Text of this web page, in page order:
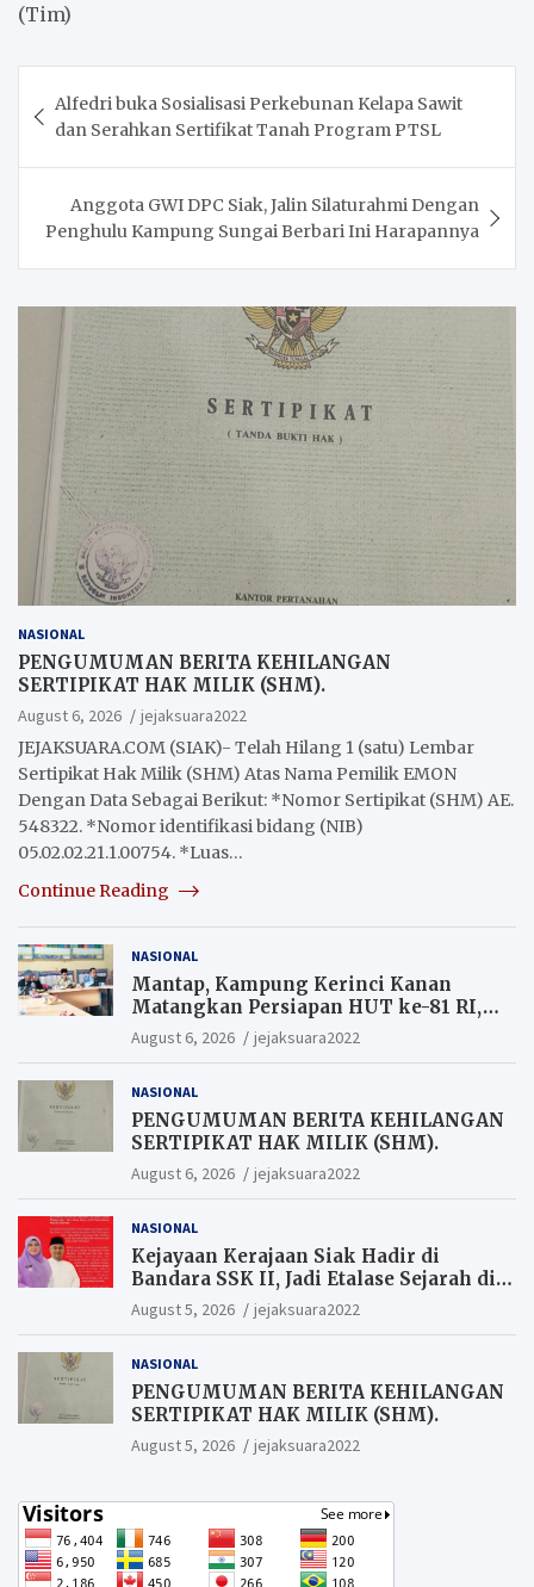
(Tim)
navigation
Alfedri buka Sosialisasi Perkebunan Kelapa Sawit
dan Serahkan Sertifikat Tanah Program PTSL
Anggota GWI DPC Siak, Jalin Silaturahmi Dengan
Penghulu Kampung Sungai Berbari Ini Harapannya
NASIONAL
PENGUMUMAN BERITA KEHILANGAN
SERTIPIKAT HAK MILIK (SHM).
August 6, 2026
jejaksuara2022
JEJAKSUARA.COM (SIAK)- Telah Hilang 1 (satu) Lembar
Sertipikat Hak Milik (SHM) Atas Nama Pemilik EMON
Dengan Data Sebagai Berikut: *Nomor Sertipikat (SHM) AE.
548322. *Nomor identifikasi bidang (NIB)
05.02.02.21.1.00754. *Luas…
Continue Reading
NASIONAL
Mantap, Kampung Kerinci Kanan
Matangkan Persiapan HUT ke-81 RI,
Warga yang ikut Upacara
Berkesempatan Raih Hadiah
August 6, 2026 jejaksuara2022
NASIONAL
PENGUMUMAN BERITA KEHILANGAN
SERTIPIKAT HAK MILIK (SHM).
August 6, 2026 jejaksuara2022
NASIONAL
Kejayaan Kerajaan Siak Hadir di
Bandara SSK II, Jadi Etalase Sejarah di
Gerbang Riau
August 5, 2026 jejaksuara2022
NASIONAL
PENGUMUMAN BERITA KEHILANGAN
SERTIPIKAT HAK MILIK (SHM).
August 5, 2026 jejaksuara2022